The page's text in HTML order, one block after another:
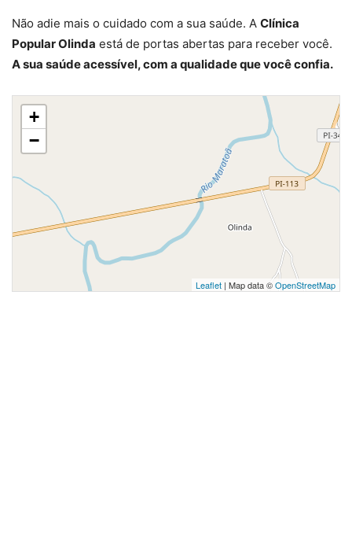
Não adie mais o cuidado com a sua saúde. A Clínica
Popular Olinda está de portas abertas para receber você.
A sua saúde acessível, com a qualidade que você confia.
+
−
Leaflet | Map data ©OpenStreetMap